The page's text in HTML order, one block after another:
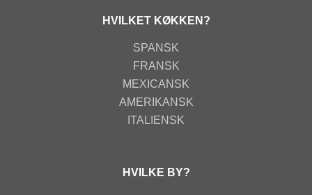
HVILKET KØKKEN?
SPANSK
FRANSK
MEXICANSK
AMERIKANSK
ITALIENSK
HVILKE BY?